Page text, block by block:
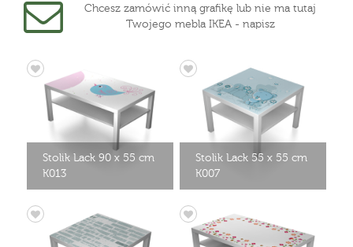
Chcesz zamówić inną grafikę lub nie ma tutaj
Twojego mebla IKEA - napisz
Stolik Lack 90 x 55 cm
K013
Stolik Lack 55 x 55 cm
K007